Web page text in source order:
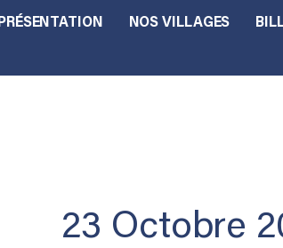
NOS VILLAGES
23 Octobre